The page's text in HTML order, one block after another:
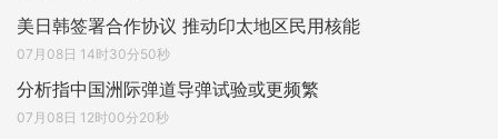
美日韩签署合作协议 推动印太地区民用核能
07月08日 14时30分50秒
分析指中国洲际弹道导弹试验或更频繁
07月08日 12时00分20秒